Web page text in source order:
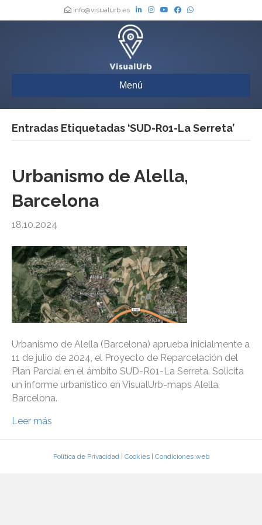
info@visualurb.es
Menú
Entradas Etiquetadas ‘SUD-R01-La Serreta’
Urbanismo de Alella,
Barcelona
18.10.2024
Urbanismo de Alella (Barcelona) aprueba inicialmente a
11 de julio de 2024, el Proyecto de Reparcelación del
Plan Parcial en el ámbito SUD-R01-La Serreta. Solicita
un informe urbanístico en VisualUrb-maps Alella,
Barcelona.
Leer más
Política de Privacidad| Cookies| Condiciones web